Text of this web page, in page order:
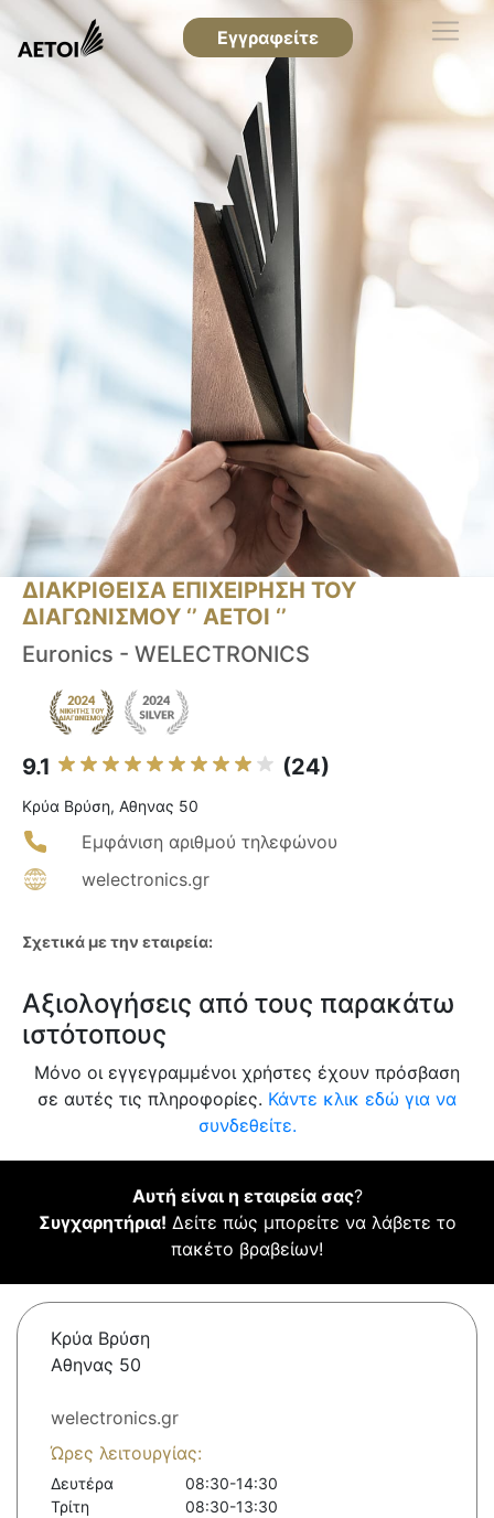
Εγγραφείτε
ΔΙΑΚΡΙΘΕΙΣΑ ΕΠΙΧΕΙΡΗΣΗ ΤΟΥ
ΔΙΑΓΩΝΙΣΜΟΥ ‘’ ΑΕΤΟΙ ‘’
Euronics - WELECTRONICS
9.1 (24)
Κρύα Βρύση, Αθηνας 50
Εμφάνιση αριθμού τηλεφώνου
welectronics.gr
Σχετικά με την εταιρεία:
Αξιολογήσεις από τους παρακάτω
ιστότοπους
Μόνο οι εγγεγραμμένοι χρήστες έχουν πρόσβαση
σε αυτές τις πληροφορίες. Κάντε κλικ εδώ για να
συνδεθείτε.
Αυτή είναι η εταιρεία σας?
Συγχαρητήρια! Δείτε πώς μπορείτε να λάβετε το
πακέτο βραβείων!
Κρύα Βρύση
Αθηνας 50
welectronics.gr
Ώρες λειτουργίας:
Δευτέρα
08:30-14:30
Τρίτη
08:30-13:30